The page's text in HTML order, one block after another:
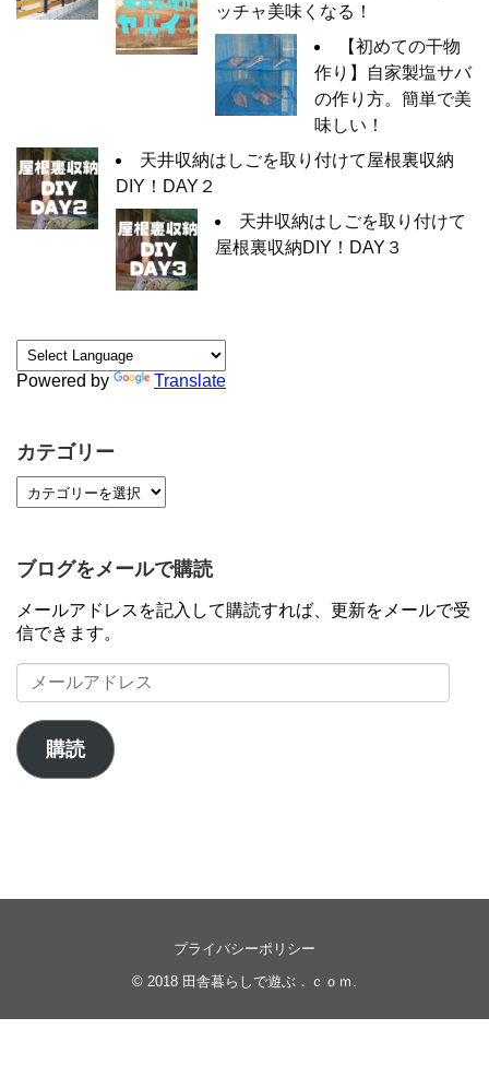
ッチャ美味くなる！
【初めての干物
作り】自家製塩サバ
の作り方。簡単で美
味しい！
天井収納はしごを取り付けて屋根裏収納
DIY！DAY２
天井収納はしごを取り付けて
屋根裏収納DIY！DAY３
Powered by Translate
カテゴリー
ブログをメールで購読
メールアドレスを記入して購読すれば、更新をメールで受
信できます。
メ
ー
ア
ド
購読
プライバシーポリシー
© 2018 田舎暮らしで遊ぶ．ｃｏｍ